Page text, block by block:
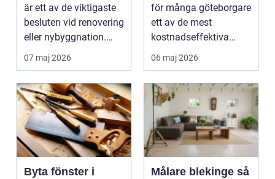
är ett av de viktigaste
besluten vid renovering
eller nybyggnation.
Taket på...
07 maj 2026
för många göteborgare
ett av de mest
kostnadseffektiva
sätten att sänka sina
upp...
06 maj 2026
Byta fönster i
Målare blekinge så